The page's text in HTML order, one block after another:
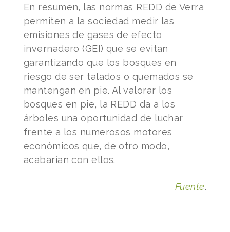
En resumen, las normas REDD de Verra
permiten a la sociedad medir las
emisiones de gases de efecto
invernadero (GEI) que se evitan
garantizando que los bosques en
riesgo de ser talados o quemados se
mantengan en pie. Al valorar los
bosques en pie, la REDD da a los
árboles una oportunidad de luchar
frente a los numerosos motores
económicos que, de otro modo,
acabarían con ellos.
Fuente.